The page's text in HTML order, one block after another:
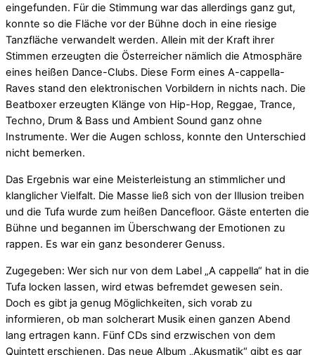
eingefunden. Für die Stimmung war das allerdings ganz gut,
konnte so die Fläche vor der Bühne doch in eine riesige
Tanzfläche verwandelt werden. Allein mit der Kraft ihrer
Stimmen erzeugten die Österreicher nämlich die Atmosphäre
eines heißen Dance-Clubs. Diese Form eines A-cappella-
Raves stand den elektronischen Vorbildern in nichts nach. Die
Beatboxer erzeugten Klänge von Hip-Hop, Reggae, Trance,
Techno, Drum & Bass und Ambient Sound ganz ohne
Instrumente. Wer die Augen schloss, konnte den Unterschied
nicht bemerken.
Das Ergebnis war eine Meisterleistung an stimmlicher und
klanglicher Vielfalt. Die Masse ließ sich von der Illusion treiben
und die Tufa wurde zum heißen Dancefloor. Gäste enterten die
Bühne und begannen im Überschwang der Emotionen zu
rappen. Es war ein ganz besonderer Genuss.
Zugegeben: Wer sich nur von dem Label „A cappella“ hat in die
Tufa locken lassen, wird etwas befremdet gewesen sein.
Doch es gibt ja genug Möglichkeiten, sich vorab zu
informieren, ob man solcherart Musik einen ganzen Abend
lang ertragen kann. Fünf CDs sind erzwischen von dem
Quintett erschienen. Das neue Album „Akusmatik“ gibt es gar